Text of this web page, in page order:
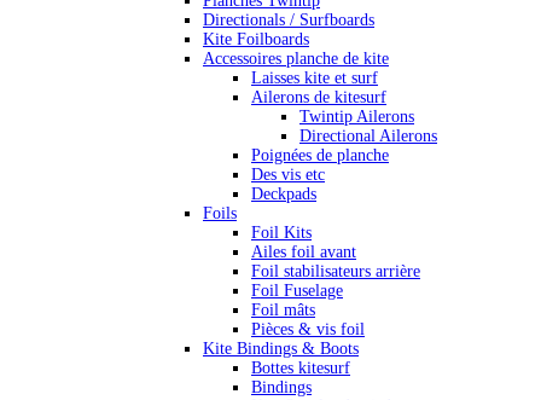
Directionals / Surfboards
Kite Foilboards
Accessoires planche de kite
Laisses kite et surf
Ailerons de kitesurf
Twintip Ailerons
Directional Ailerons
Poignées de planche
Des vis etc
Deckpads
Foils
Foil Kits
Ailes foil avant
Foil stabilisateurs arrière
Foil Fuselage
Foil mâts
Pièces & vis foil
Kite Bindings & Boots
Bottes kitesurf
Bindings